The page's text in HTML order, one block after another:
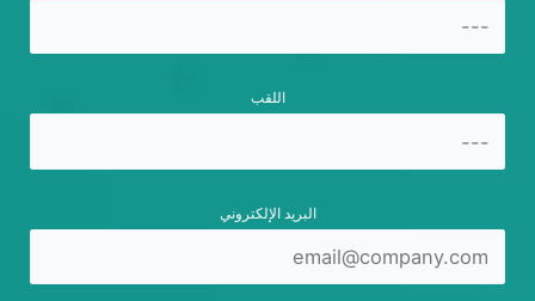
اللقب
البريد الإلكتروني